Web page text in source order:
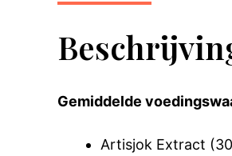
Gemiddelde
Artisjok Extract